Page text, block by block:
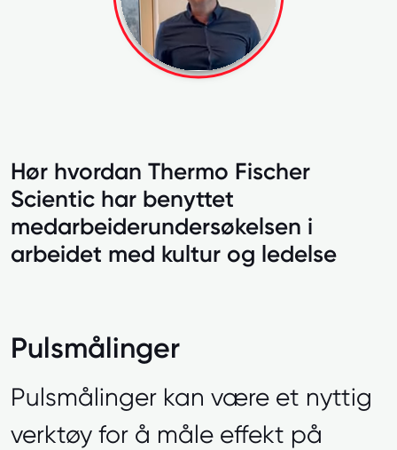
Hør hvordan Thermo Fischer
Scientic har benyttet
medarbeiderundersøkelsen i
arbeidet med kultur og ledelse
Pulsmålinger
Pulsmålinger kan være et nyttig
verktøy for å måle effekt på